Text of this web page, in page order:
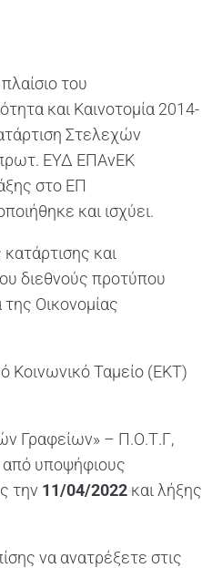
του
και Καινοτομία 2014-
Στελεχών
πρωτ. ΕΥΔ ΕΠΑνΕΚ
στο ΕΠ
και ισχύει.
και
διεθνούς προτύπου
Οικονομίας
Κοινωνικό Ταμείο (ΕΚΤ)
Γραφείων» – Π.Ο.Τ.Γ,
από υποψήφιους
την 11/04/2022 και λήξης
να ανατρέξετε στις